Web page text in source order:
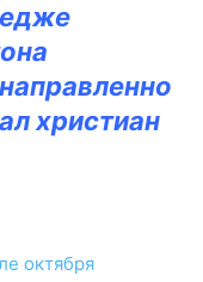
христиан
октября